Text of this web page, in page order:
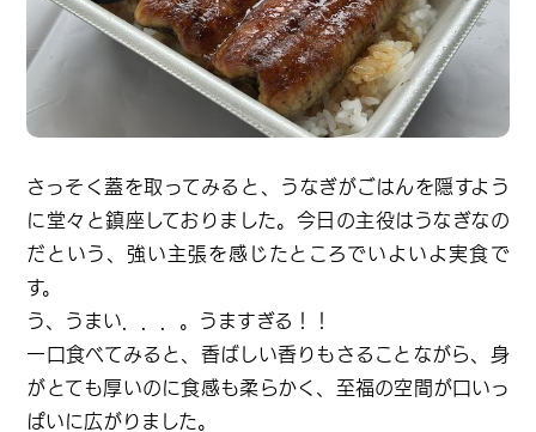
さっそく蓋を取ってみると、うなぎがごはんを隠すよう
に堂々と鎮座しておりました。今日の主役はうなぎなの
だという、強い主張を感じたところでいよいよ実食で
す。
う、うまい．．．。うますぎる！！
一口食べてみると、香ばしい香りもさることながら、身
がとても厚いのに食感も柔らかく、至福の空間が口いっ
ぱいに広がりました。